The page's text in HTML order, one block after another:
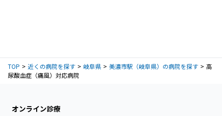
TOP 近くの病院を探す 岐阜県 美濃市駅（岐阜県）の病院を探す
高
尿酸血症（痛風）対応病院
オンライン診療